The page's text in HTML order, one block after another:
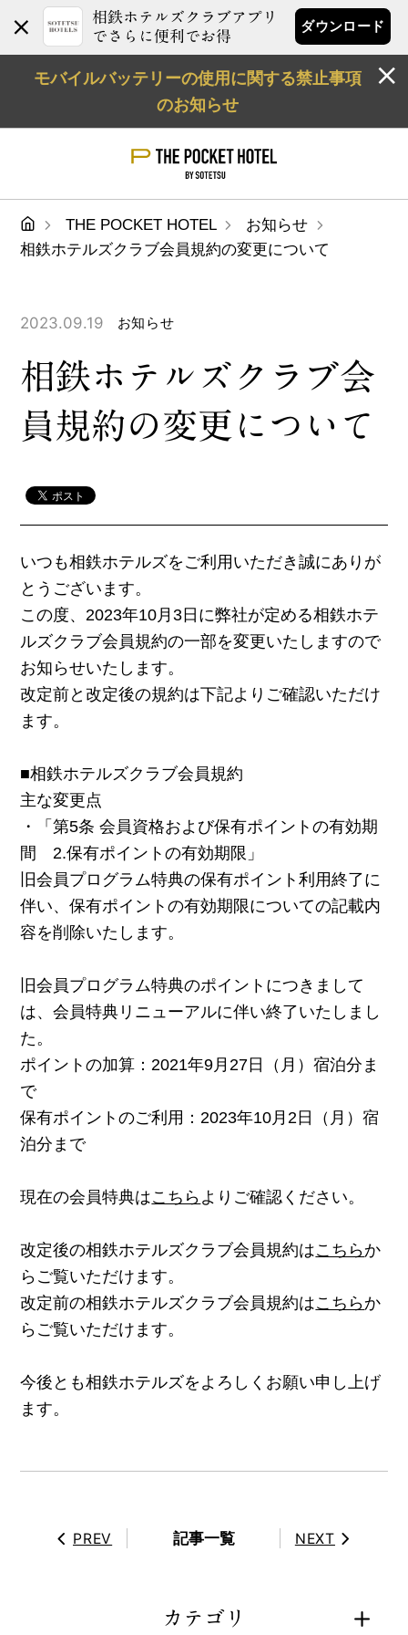
相鉄ホテルズクラブアプリ
でさらに便利でお得
ダウンロード
モバイルバッテリーの使用に関する禁止事項
のお知らせ
THE POCKET HOTEL
お知らせ
相鉄ホテルズクラブ会員規約の変更について
2023.09.19 お知らせ
相鉄ホテルズクラブ会
員規約の変更について
いつも相鉄ホテルズをご利用いただき誠にありが
とうございます。
この度、2023年10月3日に弊社が定める相鉄ホテ
ルズクラブ会員規約の一部を変更いたしますので
お知らせいたします。
改定前と改定後の規約は下記よりご確認いただけ
ます。
■相鉄ホテルズクラブ会員規約
主な変更点
・「第5条 会員資格および保有ポイントの有効期
間 2.保有ポイントの有効期限」
旧会員プログラム特典の保有ポイント利用終了に
伴い、保有ポイントの有効期限についての記載内
容を削除いたします。
旧会員プログラム特典のポイントにつきまして
は、会員特典リニューアルに伴い終了いたしまし
た。
ポイントの加算：2021年9月27日（月）宿泊分ま
で
保有ポイントのご利用：2023年10月2日（月）宿
泊分まで
現在の会員特典はこちらよりご確認ください。
改定後の相鉄ホテルズクラブ会員規約はこちらか
らご覧いただけます。
改定前の相鉄ホテルズクラブ会員規約はこちらか
らご覧いただけます。
今後とも相鉄ホテルズをよろしくお願い申し上げ
ます。
PREV 記事一覧 NEXT
カテゴリ